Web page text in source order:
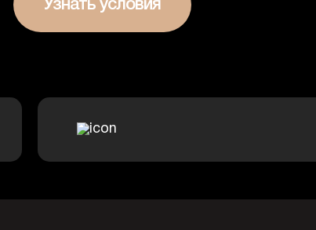
Узнать условия